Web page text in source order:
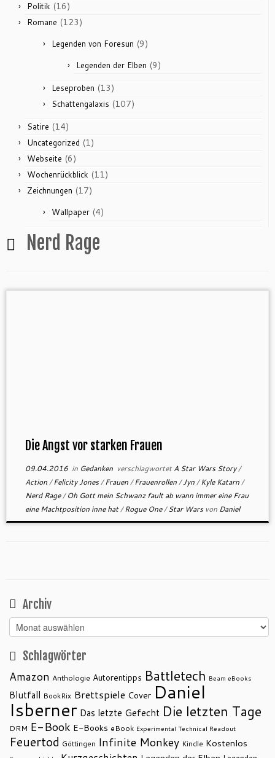
Politik (16)
Romane (123)
Legenden von Foresun (9)
Legenden der Elben (9)
Leseproben (13)
Schattengalaxis (107)
Satire (14)
Uncategorized (1)
Webseite (6)
Wochenrückblick (11)
Zeichnungen (17)
Wallpaper (4)
Nerd Rage
Die Angst vor starken Frauen
09.04.2016in Gedanken verschlagwortetA Star Wars Story/
Action/Felicity Jones/Frauen/Frauenrollen/Jyn/Kyle Katarn/
Nerd Rage/Oh Gott mein Schwanz fault ab wann immer eine Frau
eine Machtposition inne hat/Rogue One/Star Wars von Daniel
Archiv
Archiv
Schlagwörter
Amazon Anthologie Autorentipps Battletech Beam eBooks
Blutfall BookRix Brettspiele Cover Daniel
Isberner Das letzte Gefecht Die letzten Tage
DRM E-Book E-Books eBook Experimental Technical Readout
Feuertod Göttingen Infinite Monkey Kindle Kostenlos